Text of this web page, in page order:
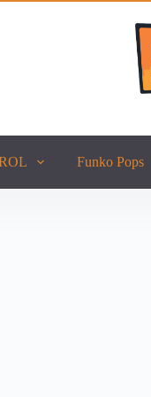
Funko Pops